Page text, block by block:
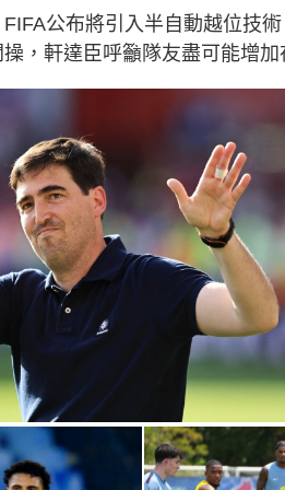
公布將引入半自動越位技
，軒達臣呼籲隊友盡可能增